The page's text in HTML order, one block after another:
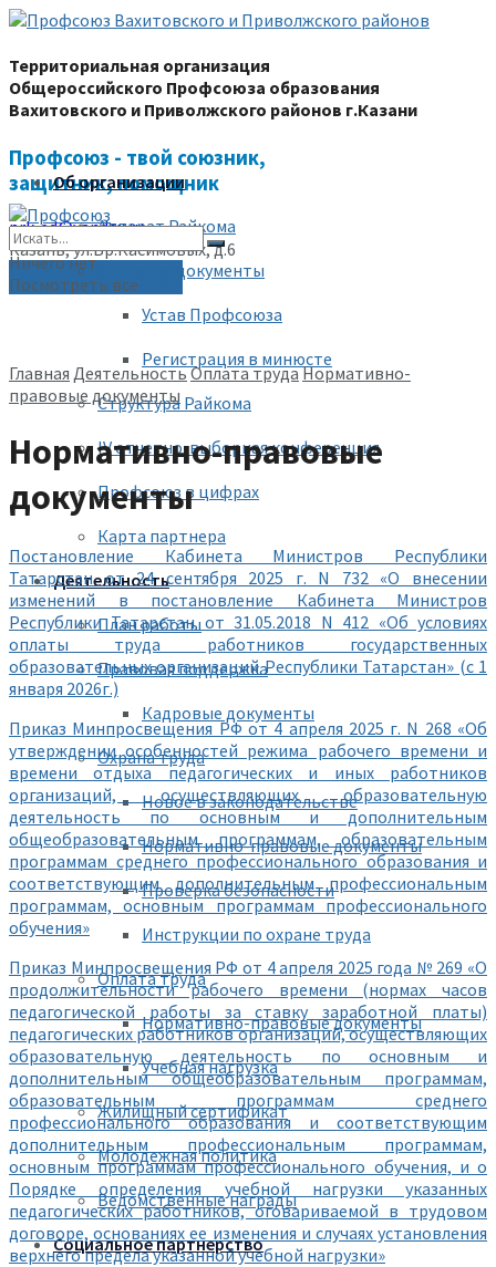
Территориальная организация
Общероссийского Профсоюза образования
Вахитовского и Приволжского районов г.Казани
Профсоюз - твой союзник,
защитник, помощник
prk-ed@yandex.ru
Казань, ул.Бр.Касимовых, д.6
(843) 228-68-80
Об организации
Аппарат Райкома
Уставные документы
Устав Профсоюза
Регистрация в минюсте
Структура Райкома
IV отчетно-выборная конференция
Профсоюз в цифрах
Карта партнера
Деятельность
План работы
Правовая поддержка
Кадровые документы
Охрана труда
Новое в законодательстве
Нормативно-правовые документы
Проверка безопасности
Инструкции по охране труда
Оплата труда
Нормативно-правовые документы
Учебная нагрузка
Жилищный сертификат
Молодежная политика
Ведомственные награды
Социальное партнерство
Ничего нет
Посмотреть все
Главная ДеятельностьОплата трудаНормативно-
правовые документы
Нормативно-правовые
документы
Постановление Кабинета Министров Республики
Татарстан от 24 сентября 2025 г. N 732 «О внесении
изменений в постановление Кабинета Министров
Республики Татарстан от 31.05.2018 N 412 «Об условиях
оплаты труда работников государственных
образовательных организаций Республики Татарстан» (с 1
января 2026г.)
Приказ Минпросвещения РФ от 4 апреля 2025 г. N 268 «Об
утверждении особенностей режима рабочего времени и
времени отдыха педагогических и иных работников
организаций, осуществляющих образовательную
деятельность по основным и дополнительным
общеобразовательным программам, образовательным
программам среднего профессионального образования и
соответствующим дополнительным профессиональным
программам, основным программам профессионального
обучения»
Приказ Минпросвещения РФ от 4 апреля 2025 года № 269 «О
продолжительности рабочего времени (нормах часов
педагогической работы за ставку заработной платы)
педагогических работников организаций, осуществляющих
образовательную деятельность по основным и
дополнительным общеобразовательным программам,
образовательным программам среднего
профессионального образования и соответствующим
дополнительным профессиональным программам,
основным программам профессионального обучения, и о
Порядке определения учебной нагрузки указанных
педагогических работников, оговариваемой в трудовом
договоре, основаниях ее изменения и случаях установления
верхнего предела указанной учебной нагрузки»